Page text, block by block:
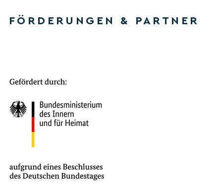
FÖRDERUNGEN & PARTNER